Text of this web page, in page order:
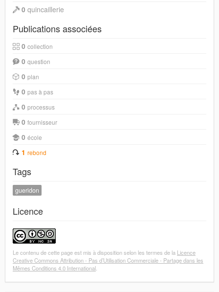
0 quincaillerie
Publications associées
0 collection
0 question
0 plan
0 pas à pas
0 processus
0 fournisseur
0 école
1 rebond
Tags
gueridon
Licence
Le contenu de cette page est mis à disposition selon les termes de la Licence
Creative Commons Attribution - Pas d’Utilisation Commerciale - Partage dans les
Mêmes Conditions 4.0 International